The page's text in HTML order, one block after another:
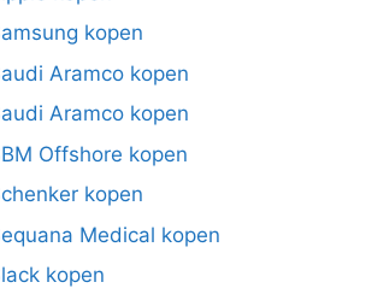
kopen
Aramco kopen
Aramco kopen
Offshore kopen
kopen
Medical kopen
kopen